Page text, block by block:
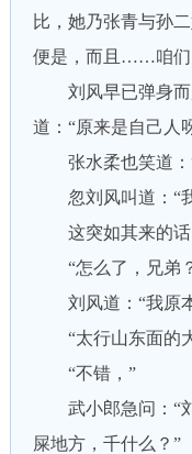
比，她乃张青与孙
便是，而且……咱
刘风早已弹身而
道：“原来是自己
张水柔也笑道：“
忽刘风叫道：“
这突如其来的话
“怎么了，兄弟
刘风道：“我原本
“太行山东面的
“不错，”
武小郎急问：“刘
屎地方，千什么？”